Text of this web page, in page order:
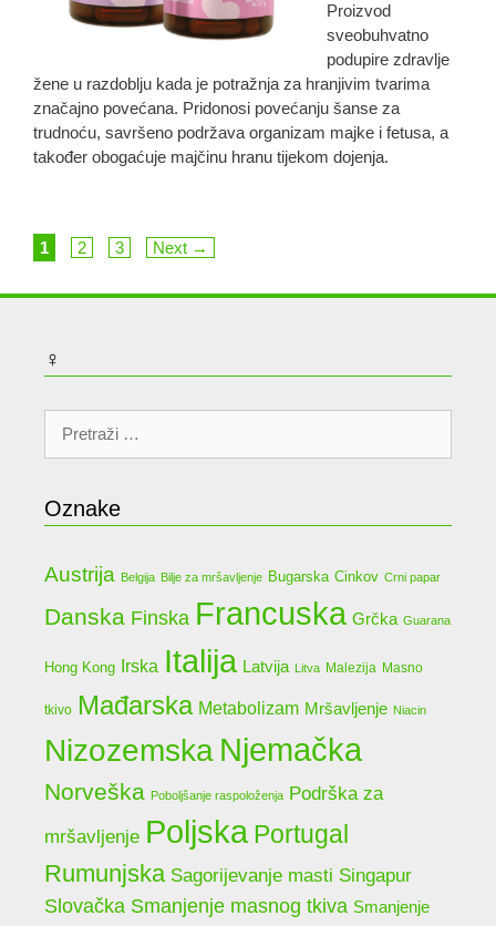
Proizvod
sveobuhvatno
podupire zdravlje
žene u razdoblju kada je potražnja za hranjivim tvarima
značajno povećana. Pridonosi povećanju šanse za
trudnoću, savršeno podržava organizam majke i fetusa, a
također obogaćuje majčinu hranu tijekom dojenja.
Page
1 Page
2 Page
3 Next →
♀
Pretraži:
Oznake
Austrija Belgija Bilje za mršavljenje Bugarska Cinkov Crni papar
Danska Finska Francuska Grčka Guarana
Hong Kong Irska Italija Latvija Litva Malezija Masno
tkivo Mađarska Metabolizam Mršavljenje Niacin
Nizozemska Njemačka
Norveška Poboljšanje raspoloženja Podrška za
mršavljenje Poljska Portugal
Rumunjska Sagorijevanje masti Singapur
Slovačka Smanjenje masnog tkiva Smanjenje